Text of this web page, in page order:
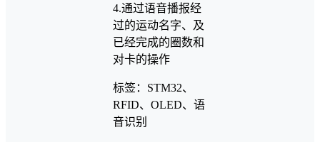
4.通过语音播报经
过的运动名字、及
已经完成的圈数和
对卡的操作
标签：STM32、
RFID、OLED、语
音识别